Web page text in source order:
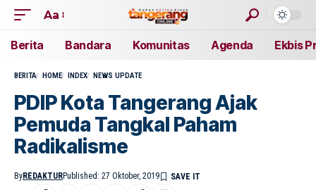
Aa
Berita Bandara Komunitas Agenda Ekbis
BERITA HOME INDEX NEWS UPDATE
PDIP Kota Tangerang Ajak
Pemuda Tangkal Paham
Radikalisme
ByREDAKTURPublished: 27 Oktober, 2019